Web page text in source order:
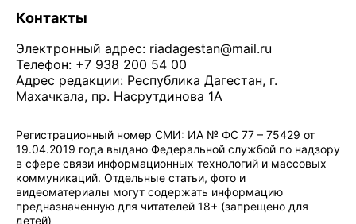
Контакты
Электронный адрес: riadagestan@mail.ru
Телефон: +7 938 200 54 00
Адрес редакции: Республика Дагестан, г.
Махачкала, пр. Насрутдинова 1А
Регистрационный номер СМИ: ИА № ФС 77 – 75429 от
19.04.2019 года выдано Федеральной службой по надзору
в сфере связи информационных технологий и массовых
коммуникаций. Отдельные статьи, фото и
видеоматериалы могут содержать информацию
предназначенную для читателей 18+ (запрещено для
детей)